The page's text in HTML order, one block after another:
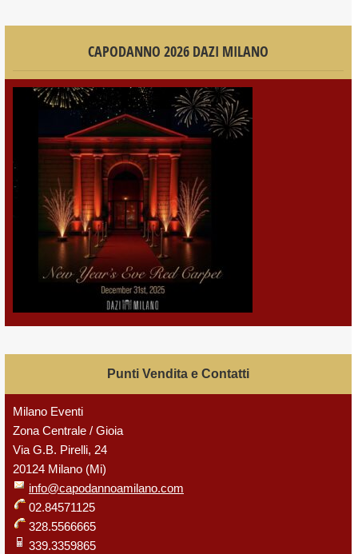
CAPODANNO 2026 DAZI MILANO
Punti Vendita e Contatti
Milano Eventi
Zona Centrale / Gioia
Via G.B. Pirelli, 24
20124 Milano (Mi)
info@capodannoamilano.com
02.84571125
328.5566665
339.3359865